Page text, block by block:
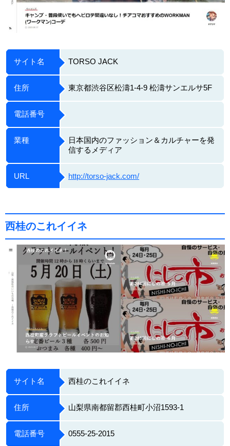
サイト名 TORSO JACK
住所 東京都渋谷区松濤1-4-9 松濤サンエルサ5F
電話番号
業種
日本国内のファッション＆カルチャーを発
信するメディア
URL http://torso-jack.com/
西桂のこれイイネ
サイト名 西桂のこれイイネ
住所 山梨県南都留郡西桂町小沼1593-1
電話番号 0555-25-2015